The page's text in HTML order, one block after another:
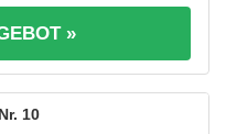
»
10